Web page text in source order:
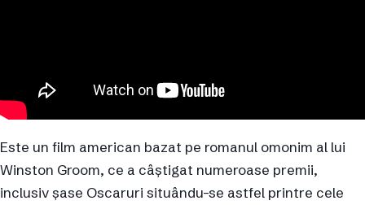
Este un film american bazat pe romanul omonim al lui
Winston Groom, ce a câștigat numeroase premii,
inclusiv șase Oscaruri situându-se astfel printre cele